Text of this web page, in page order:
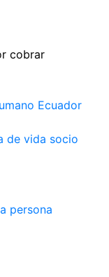
Ecuador
de vida socio
persona